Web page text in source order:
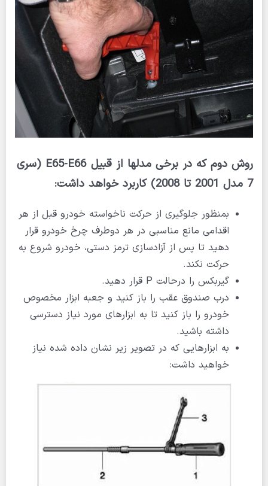
روش دوم که در برخی مدلها از قبیلE65-E66 (سری
7 مدل 2001 تا 2008) کاربرد خواهد داشت:
بمنظور جلوگیری از حرکت ناخواسته خودرو قبل از هر
اقدامی مانع مناسبی در هر دوطرف چرخ خودرو قرار
دهید تا پس از آزادسازی ترمز دستی، خودرو شروع به
حرکت نکند.
گیربکس را درحالت P قرار دهید.
درب صندوق عقب را باز کنید و جعبه ابزار مخصوص
خودرو را باز کنید تا به ابزارهای مورد نیاز دسترسی
داشته باشید.
به ابزارهایی که در تصویر زیر نشان داده شده نیاز
خواهید داشت: